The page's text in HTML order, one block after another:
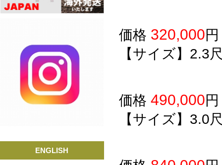
ENGLISH
価格 320,000
【サイズ】2.3
価格 490,000
【サイズ】3.0